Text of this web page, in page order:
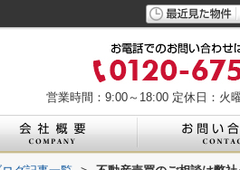
営業時間：9:00～18:00 定休日：火